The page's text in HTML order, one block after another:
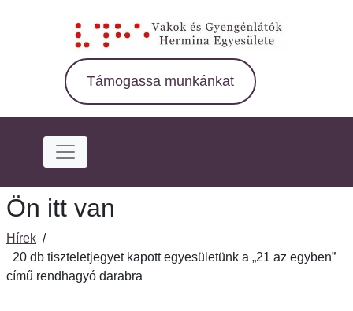
Támogassa munkánkat
Ön itt van
Hírek /
20 db tiszteletjegyet kapott egyesületünk a „21 az egyben”
című rendhagyó darabra